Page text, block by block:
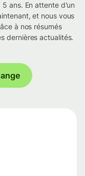
ans. En attente d'un
et nous vous
à nos résumés
dernières actualités.